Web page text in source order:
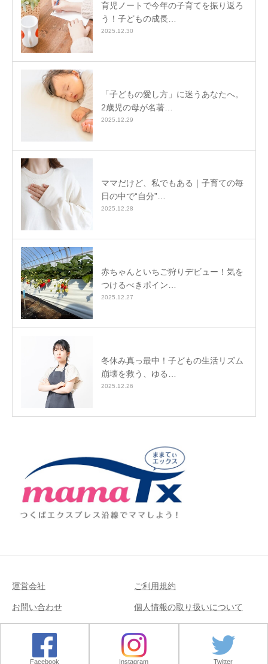
育児ノートで今年の子育てを振り返ろ
う！子どもの成長…
2025.12.30
「子どもの愛し方」に迷うあなたへ。
2歳児の母が名著…
2025.12.29
ママだけど、私でもある｜子育ての毎
日の中で“自分”…
2025.12.28
赤ちゃんといちご狩りデビュー！気を
つけるべきポイン…
2025.12.27
冬休み真っ最中！子どもの生活リズム
崩壊を救う、ゆる…
2025.12.26
運営会社 ご利用規約
お問い合わせ 個人情報の取り扱いについて
Copyright © 2018
Facebook Instagram Twitter